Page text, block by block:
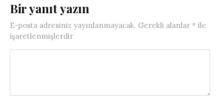
Bir yanıt yazın
E-posta adresiniz yayınlanmayacak. Gerekli alanlar * ile
işaretlenmişlerdir